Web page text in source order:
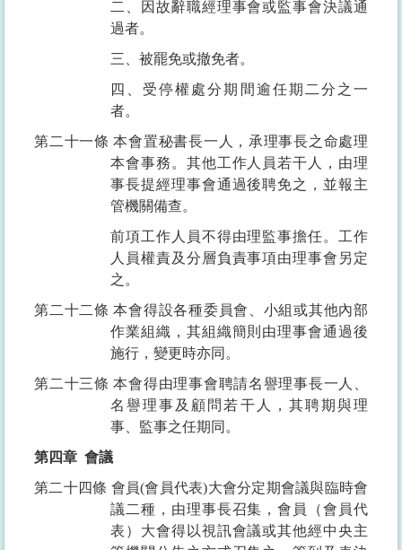
二、因故辭職經理事會或監事會決議通
過者。
三、被罷免或撤免者。
四、受停權處分期間逾任期二分之一
者。
第二十一條 本會置秘書長一人，承理事長之命處理
本會事務。其他工作人員若干人，由理
事長提經理事會通過後聘免之，並報主
管機關備查。
前項工作人員不得由理監事擔任。工作
人員權責及分層負責事項由理事會另定
之。
第二十二條 本會得設各種委員會、小組或其他內部
作業組織，其組織簡則由理事會通過後
施行，變更時亦同。
第二十三條 本會得由理事會聘請名譽理事長一人、
名譽理事及顧問若干人，其聘期與理
事、監事之任期同。
第四章 會議
第二十四條 會員(會員代表)大會分定期會議與臨時會
議二種，由理事長召集，會員（會員代
表）大會得以視訊會議或其他經中央主